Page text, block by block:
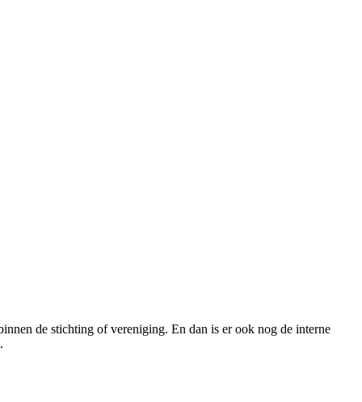
de stichting of vereniging. En dan is er ook nog de interne